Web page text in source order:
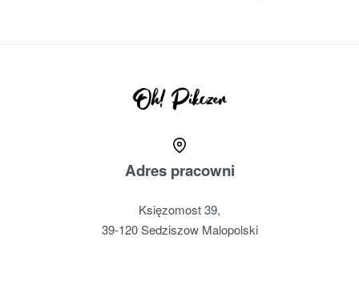
Adres pracowni
Księzomost 39,
39-120 Sedziszow Malopolski